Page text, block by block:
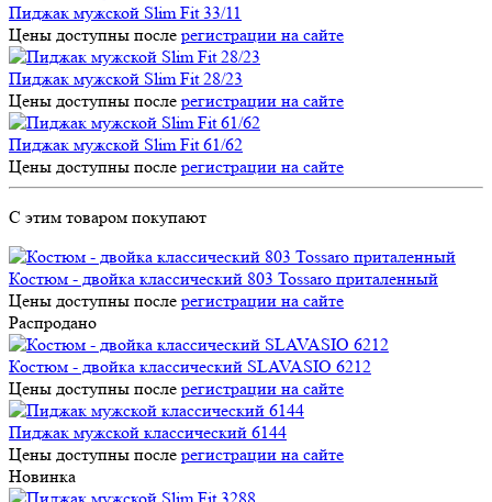
Пиджак мужской Slim Fit 33/11
Цены доступны после регистрации на сайте
Пиджак мужской Slim Fit 28/23
Цены доступны после регистрации на сайте
Пиджак мужской Slim Fit 61/62
Цены доступны после регистрации на сайте
С этим товаром покупают
Костюм - двойка классический 803 Tossaro приталенный
Цены доступны после регистрации на сайте
Распродано
Костюм - двойка классический SLAVASIO 6212
Цены доступны после регистрации на сайте
Пиджак мужской классический 6144
Цены доступны после регистрации на сайте
Новинка